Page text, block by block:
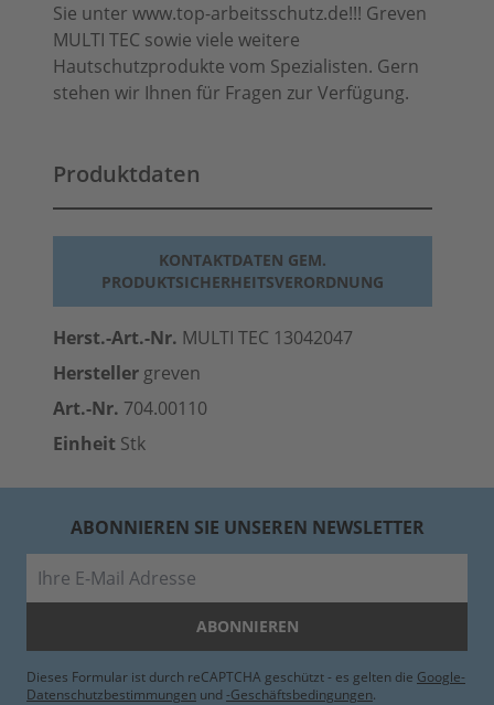
Sie unter www.top-arbeitsschutz.de!!! Greven
MULTI TEC sowie viele weitere
Hautschutzprodukte vom Spezialisten. Gern
stehen wir Ihnen für Fragen zur Verfügung.
Produktdaten
KONTAKTDATEN GEM.
PRODUKTSICHERHEITSVERORDNUNG
Herst.-Art.-Nr. MULTI TEC 13042047
Hersteller greven
Art.-Nr. 704.00110
Einheit Stk
ABONNIEREN SIE UNSEREN NEWSLETTER
ABONNIEREN
Dieses Formular ist durch reCAPTCHA geschützt - es gelten die Google-
Datenschutzbestimmungen und -Geschäftsbedingungen.